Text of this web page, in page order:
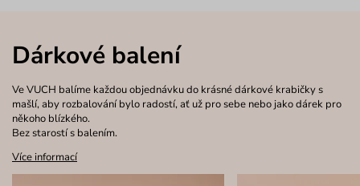
Dárkové balení
Ve VUCH balíme každou objednávku do krásné dárkové krabičky s
mašlí, aby rozbalování bylo radostí, ať už pro sebe nebo jako dárek pro
někoho blízkého.
Bez starostí s balením.
Více informací